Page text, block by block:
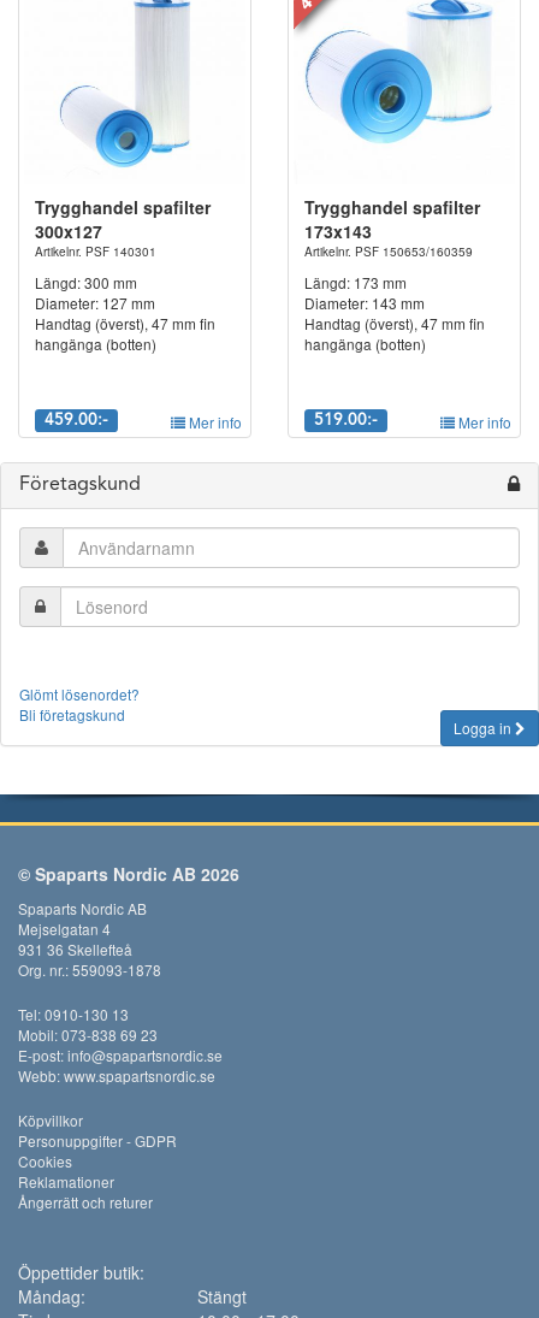
Trygghandel spafilter
300x127
Artikelnr. PSF 140301
Längd: 300 mm
Diameter: 127 mm
Handtag (överst), 47 mm fin
hangänga (botten)
459.00:- Mer info
Trygghandel spafilter
173x143
Artikelnr. PSF 150653/160359
Längd: 173 mm
Diameter: 143 mm
Handtag (överst), 47 mm fin
hangänga (botten)
519.00:- Mer info
Företagskund
Glömt lösenordet?
Bli företagskund
Logga in
© Spaparts Nordic AB 2026
Spaparts Nordic AB
Mejselgatan 4
931 36 Skellefteå
Org. nr.: 559093-1878
Tel: 0910-130 13
Mobil: 073-838 69 23
E-post:info@spapartsnordic.se
Webb:www.spapartsnordic.se
Köpvillkor
Personuppgifter - GDPR
Cookies
Reklamationer
Ångerrätt och returer
Öppettider butik:
Måndag:
Stängt